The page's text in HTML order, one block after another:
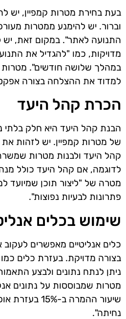
בעת בחירת מטרות קמפיין, יש
וברור. יש להימנע ממטרות
התנועה לאתר". במקום זאת, יש
במהלך שלושה חודשים". מטרות
למדוד את ההצלחה בצורה
הכרת קהל היעד
הבנת קהל היעד היא חלק
של מטרות קמפיין. יש לזהות
קהל היעד ולבנות מטרות
לדוגמה, אם קהל היעד כולל
מטרה של "ליצור תוכן שמיועד
פתרונות לבעיות נפוצות".
שימוש בכלים
כלים אנליטיים מאפשרים לעקוב
ניתן לנתח נתונים ולבצע
מטרות שמבוססות על נתונים
שיעור ההמרה ב-
נחיתה".